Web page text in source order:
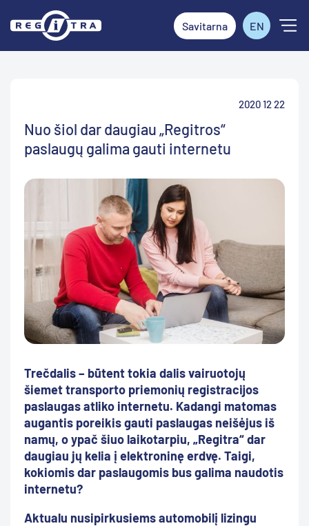
Savitarna EN
2020 12 22
Nuo šiol dar daugiau „Regitros“
paslaugų galima gauti internetu
Trečdalis – būtent tokia dalis vairuotojų
šiemet transporto priemonių registracijos
paslaugas atliko internetu. Kadangi matomas
augantis poreikis gauti paslaugas neišėjus iš
namų, o ypač šiuo laikotarpiu, „Regitra“ dar
daugiau jų kelia į elektroninę erdvę. Taigi,
kokiomis dar paslaugomis bus galima naudotis
internetu?
Aktualu nusipirkusiems automobilį lizingu